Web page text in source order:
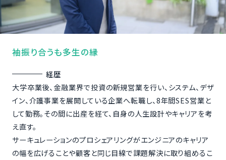
袖振り合うも多生の縁
経歴
大学卒業後、金融業界で投資の新規営業を行い、システム、デザ
イン、介護事業を展開している企業へ転職し、8年間SES営業と
して勤務。その間に出産を経て、自身の人生設計やキャリアを考
え直す。
サーキュレーションのプロシェアリングがエンジニアのキャリア
の幅を広げることや顧客と同じ目線で課題解決に取り組めるこ